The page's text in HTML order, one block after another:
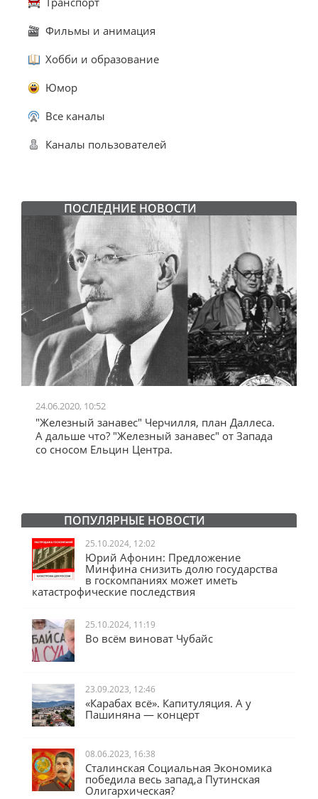
Фильмы и анимация
Хобби и образование
Юмор
Все каналы
Каналы пользователей
ПОСЛЕДНИЕ НОВОСТИ
24.06.2020, 10:52
"Железный занавес" Черчилля, план Даллеса.
А дальше что? "Железный занавес" от Запада
со сносом Ельцин Центра.
ПОПУЛЯРНЫЕ НОВОСТИ
25.10.2024, 12:02
Юрий Афонин: Предложение
Минфина снизить долю государства
в госкомпаниях может иметь
катастрофические последствия
25.10.2024, 11:19
Во всём виноват Чубайс
23.09.2023, 12:46
«Карабах всё». Капитуляция. А у
Пашиняна — концерт
08.06.2023, 16:38
Сталинская Социальная Экономика
победила весь запад,а Путинская
Олигархическая?